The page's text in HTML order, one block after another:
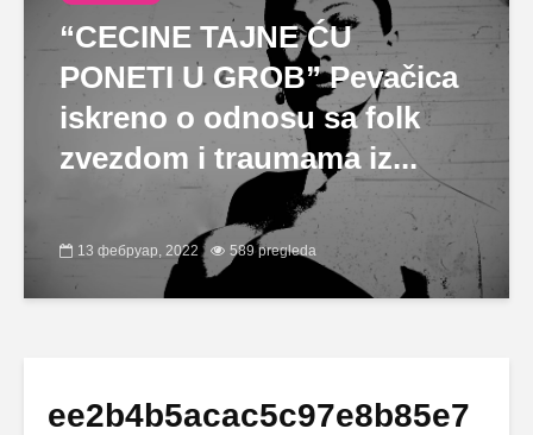
“CECINE TAJNE ĆU
PONETI U GROB” Pevačica
iskreno o odnosu sa folk
zvezdom i traumama iz...
13 фебруар, 2022 589 pregleda
ee2b4b5acac5c97e8b85e7